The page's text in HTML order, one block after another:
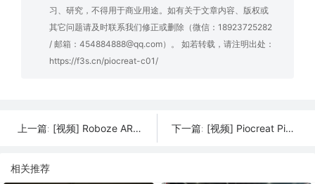
习、研究，不得用于商业用途。如有关于文章内容、版权或
其它问题请及时联系我们修正或删除（微信：18923725282
/ 邮箱：454884888@qq.com）。 如若转载，请注明出处：
https://f3s.cn/piocreat-c01/
上一篇: [视频] Roboze ARGO 1000 HYPERMELT 增材制造系统：世界上最大颗粒3D打印机 下一篇: [视频] Piocreat Pionext UV-02智能后固化机：仅需1~3分钟即可实现高效固化
相关推荐